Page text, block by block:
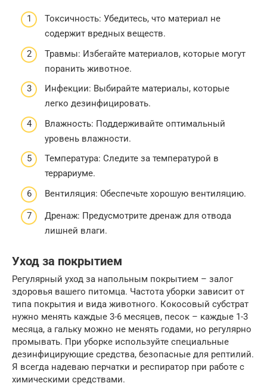
Токсичность: Убедитесь, что материал не
содержит вредных веществ.
Травмы: Избегайте материалов, которые могут
поранить животное.
Инфекции: Выбирайте материалы, которые
легко дезинфицировать.
Влажность: Поддерживайте оптимальный
уровень влажности.
Температура: Следите за температурой в
террариуме.
Вентиляция: Обеспечьте хорошую вентиляцию.
Дренаж: Предусмотрите дренаж для отвода
лишней влаги.
Уход за покрытием
Регулярный уход за напольным покрытием – залог
здоровья вашего питомца. Частота уборки зависит от
типа покрытия и вида животного. Кокосовый субстрат
нужно менять каждые 3-6 месяцев, песок – каждые 1-3
месяца, а гальку можно не менять годами, но регулярно
промывать. При уборке используйте специальные
дезинфицирующие средства, безопасные для рептилий.
Я всегда надеваю перчатки и респиратор при работе с
химическими средствами.